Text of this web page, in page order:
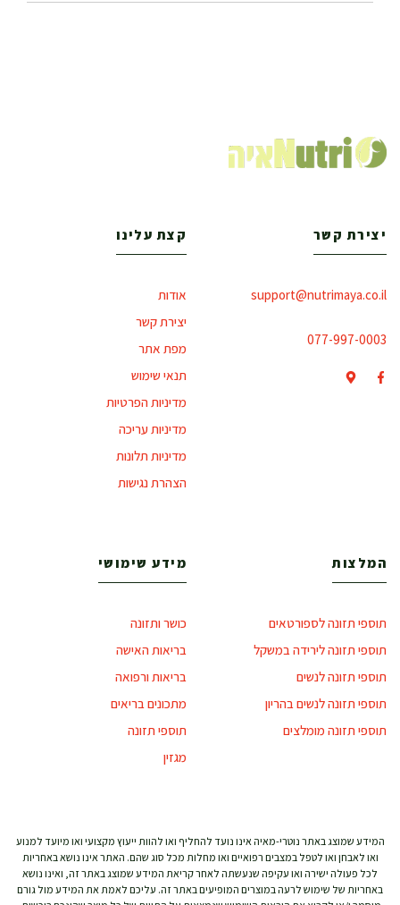
יצירת קשר
support@nutrimaya.co.il
077-997-0003
קצת עלינו
אודות
יצירת קשר
מפת אתר
תנאי שימוש
מדיניות הפרטיות
מדיניות עריכה
מדיניות תלונות
הצהרת נגישות
המלצות
תוספי תזונה לספורטאים
תוספי תזונה לירידה במשקל
תוספי תזונה לנשים
תוספי תזונה לנשים בהריון
תוספי תזונה מומלצים
מידע שימושי
כושר ותזונה
בריאות האישה
בריאות ורפואה
מתכונים בריאים
תוספי תזונה
מגזין
המידע שמוצג באתר נוטרי-מאיה אינו נועד להחליף ואו להוות ייעוץ מקצועי ואו מיועד למנוע
ואו לאבחן ואו לטפל במצבים רפואיים ואו מחלות מכל סוג שהם. האתר אינו נושא באחריות
לכל פעולה ישירה ואו עקיפה שנעשתה לאחר קריאת המידע שמוצג באתר זה, ואינו נושא
באחריות של שימוש לרעה במוצרים המופיעים באתר זה. עליכם לאמת את המידע מול גורם